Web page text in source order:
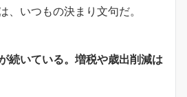
、いつもの決まり文句だ。
続いている。増税や歳出削減は